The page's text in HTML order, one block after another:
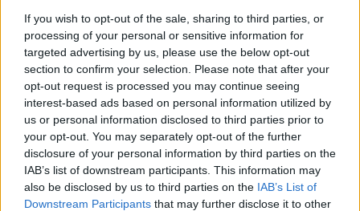
If you wish to opt-out of the sale, sharing to third parties, or
processing of your personal or sensitive information for
targeted advertising by us, please use the below opt-out
section to confirm your selection. Please note that after your
opt-out request is processed you may continue seeing
interest-based ads based on personal information utilized by
us or personal information disclosed to third parties prior to
your opt-out. You may separately opt-out of the further
disclosure of your personal information by third parties on the
IAB’s list of downstream participants. This information may
also be disclosed by us to third parties on the IAB’s List of
Downstream Participants that may further disclose it to other
Klatscht 0
Besucher 0
Vorheriger Artikel
„Ich habe in den
letzten Tagen viel
Zeit im Bad verbracht“
– Uijtdebroeks erholt
sich von Krankheit
und überzeugt bei
der Tour Auvergne-
Rhône-Alpes
Nächster Artikel
Am Rande des
Kollapses: Petrolike
droht der
Lizenzentzug,
ausstehende
Gehälter stellen die
Zukunft in Frage